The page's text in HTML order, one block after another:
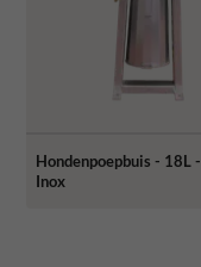
Hondenpoepbuis - 18L -
Inox